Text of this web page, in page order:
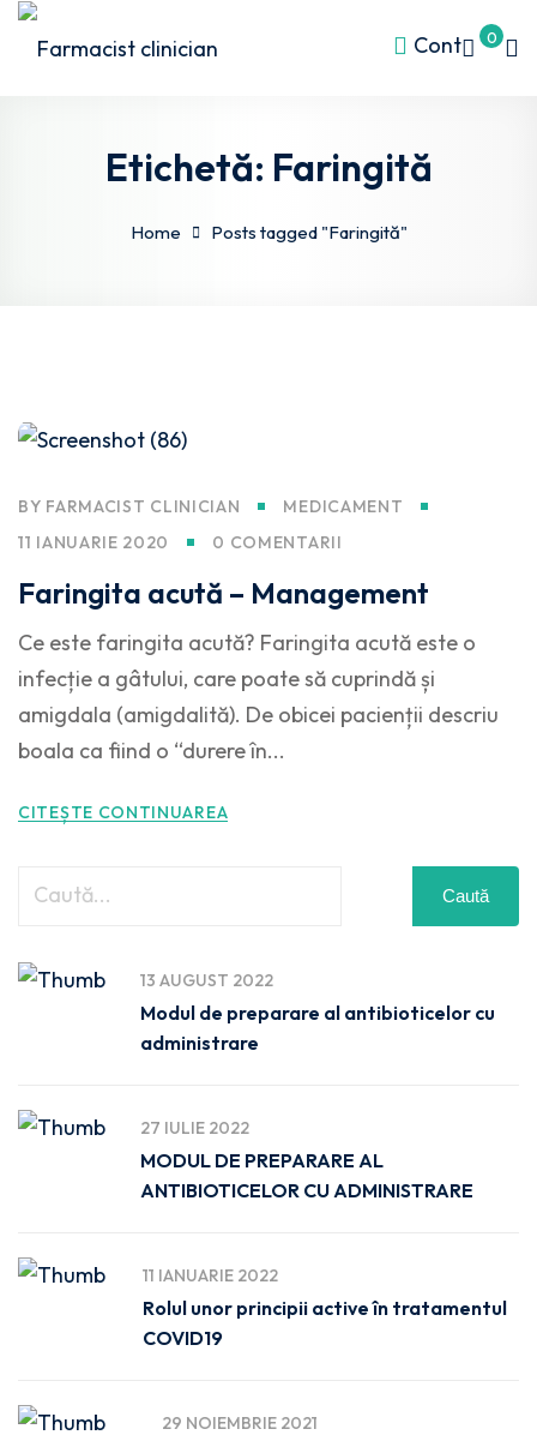
Cont 0
Etichetă: Faringită
Home Posts tagged "Faringită"
BY FARMACIST CLINICIAN
MEDICAMENT
11 IANUARIE 2020
0 COMENTARII
Faringita acută – Management
Ce este faringita acută? Faringita acută este o
infecție a gâtului, care poate să cuprindă și
amigdala (amigdalită). De obicei pacienții descriu
boala ca fiind o “durere în...
CITEȘTE CONTINUAREA
Caută
13 AUGUST 2022
Modul de preparare al antibioticelor cu
administrare
27 IULIE 2022
MODUL DE PREPARARE AL
ANTIBIOTICELOR CU ADMINISTRARE
11 IANUARIE 2022
Rolul unor principii active în tratamentul
COVID19
29 NOIEMBRIE 2021